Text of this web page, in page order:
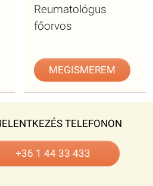
Reumatológus
főorvos
MEGISMEREM
TELEFONON
+36 1 44 33 433